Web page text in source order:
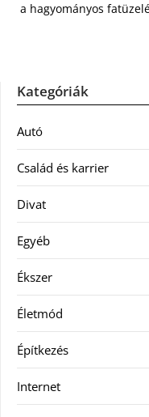
a hagyományos
Kategóriák
Autó
Család és karrier
Divat
Egyéb
Ékszer
Életmód
Építkezés
Internet